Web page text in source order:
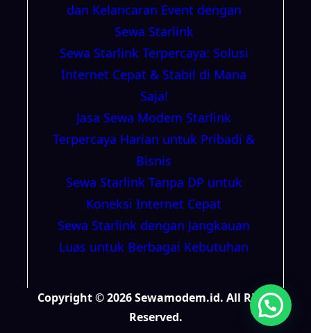
dan Kelancaran Event dengan
Sewa Starlink
Sewa Starlink Terpercaya: Solusi
Internet Cepat & Stabil di Mana
Saja!
Jasa Sewa Modem Starlink
Terpercaya Harian untuk Pribadi &
Bisnis
Sewa Starlink Tanpa DP untuk
Koneksi Internet Cepat
Sewa Starlink dengan Jangkauan
Luas untuk Berbagai Kebutuhan
Copyright © 2026 Sewamodem.id. All Right
Reserved.